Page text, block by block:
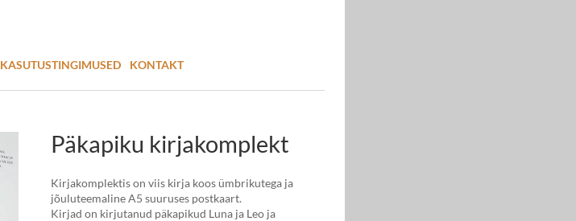
KASUTUSTINGIMUSED KONTAKT
Päkapiku kirjakomplekt
Kirjakomplektis on viis kirja koos ümbrikutega ja
jõuluteemaline A5 suuruses postkaart.
Kirjad on kirjutanud päkapikud Luna ja Leo ja